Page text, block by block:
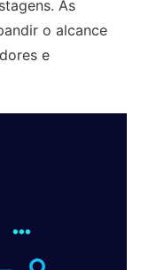
As
o alcance
e